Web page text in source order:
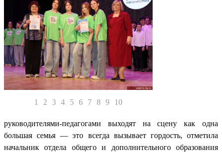
1 2 3 4 5 6 7 8 9 10
руководителями-педагогами выходят на сцену как одна
большая семья — это всегда вызывает гордость, отметила
начальник отдела общего и дополнительного образования